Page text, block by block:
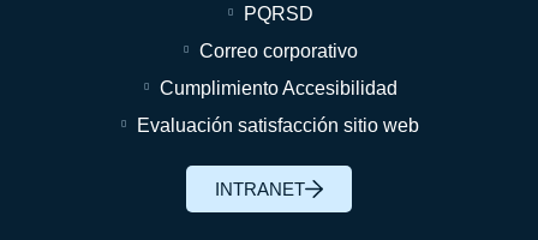
PQRSD
Correo corporativo
Cumplimiento Accesibilidad
Evaluación satisfacción sitio web
INTRANET